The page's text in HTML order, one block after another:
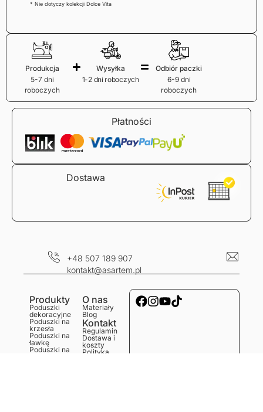
* Nie dotyczy kolekcji Dolce Vita
Produkcja
5-7 dni
roboczych
Wysyłka
1-2 dni roboczych
Odbiór paczki
6-9 dni
roboczych
Płatności
Dostawa
+48 507 189 907
kontakt@asartem.pl
Produkty
Poduszki
dekoracyjne
Poduszki na
krzesła
Poduszki na
ławkę
Poduszki na
O nas
Materiały
Blog
Kontakt
Regulamin
Dostawa i
koszty
Polityka